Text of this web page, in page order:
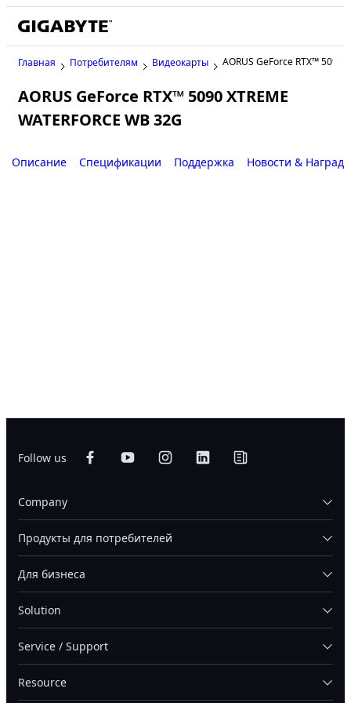
Главная Потребителям Видеокарты AORUS GeForce RTX™ 5090
AORUS GeForce RTX™ 5090 XTREME
WATERFORCE WB 32G
Описание Спецификации Поддержка Новости &
Follow us
Company
Продукты для потребителей
Для бизнеса
Solution
Service / Support
Resource